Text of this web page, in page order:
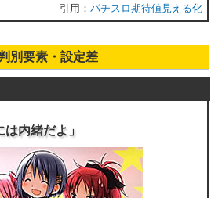
パチスロ期待値見える化
別要素・設定差
内緒だよ」